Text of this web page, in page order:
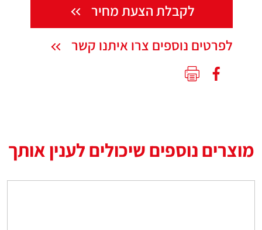
לקבלת הצעת מחיר
לפרטים נוספים צרו איתנו קשר
מוצרים נוספים שיכולים לענין אותך